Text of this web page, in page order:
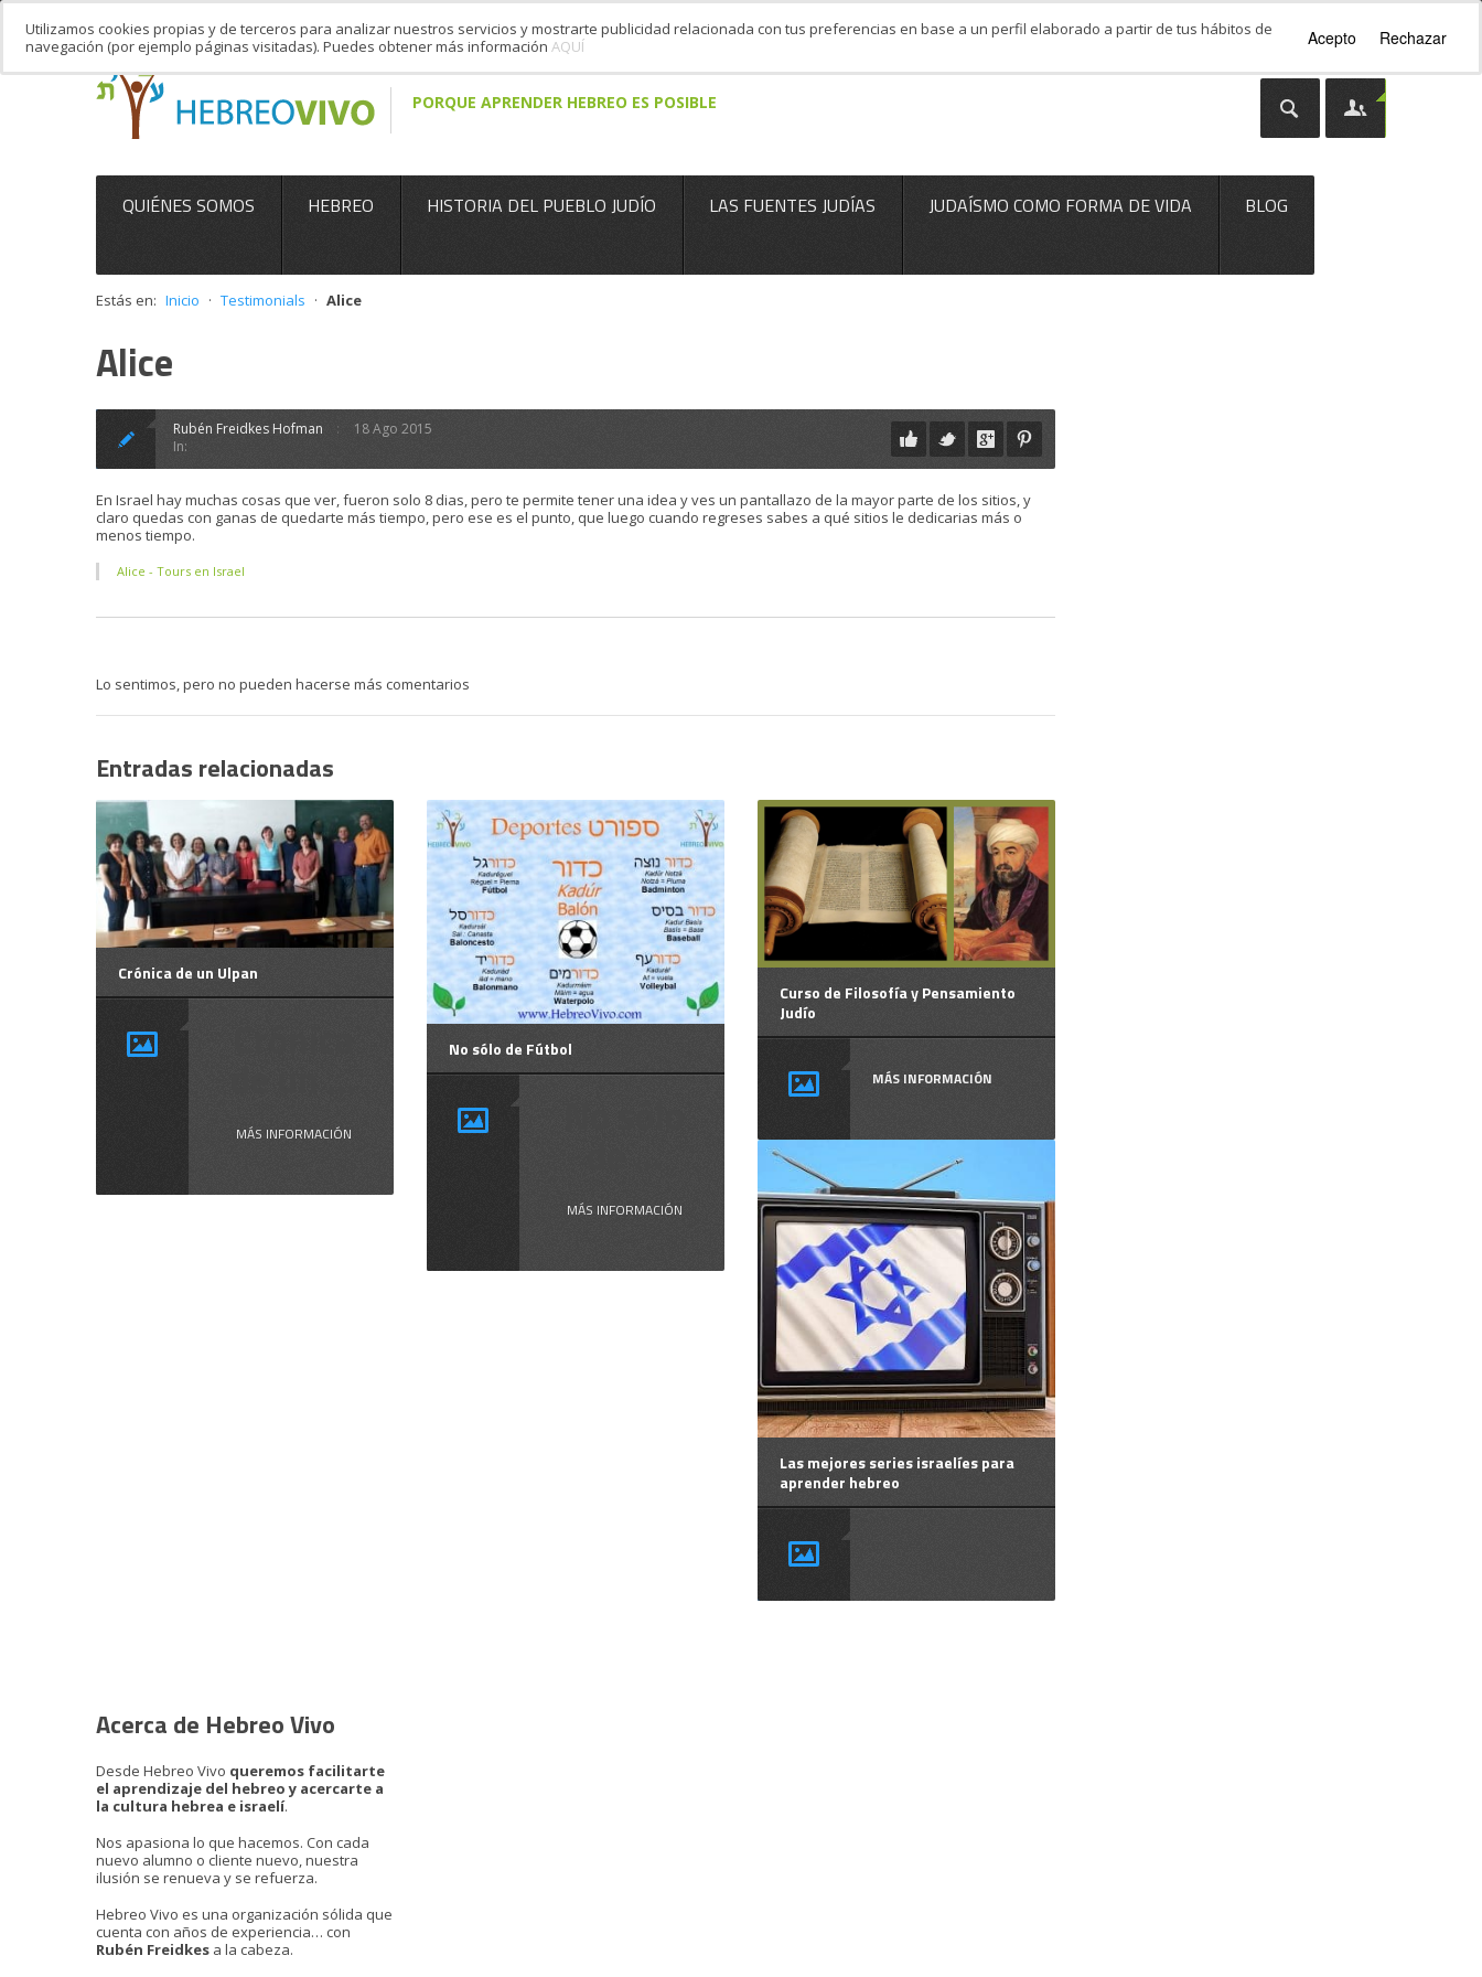
PORQUE APRENDER HEBREO ES POSIBLE
QUIÉNES SOMOS HEBREO HISTORIA DEL PUEBLO JUDÍO LAS FUENTES JUDÍAS JUDAÍSMO COMO FORMA DE VIDA BLOG
Estás en: Inicio · Testimonials · Alice
Alice
Rubén Freidkes Hofman
18 Ago 2015
In:
En Israel hay muchas cosas que ver, fueron solo 8 dias, pero te permite tener una idea y ves un pantallazo de la mayor parte de los sitios, y
claro quedas con ganas de quedarte más tiempo, pero ese es el punto, que luego cuando regreses sabes a qué sitios le dedicarias más o
menos tiempo.
Alice - Tours en Israel
Lo sentimos, pero no pueden hacerse más comentarios
Entradas relacionadas
Crónica de un Ulpan
MÁS INFORMACIÓN
No sólo de Fútbol
MÁS INFORMACIÓN
Curso de Filosofía y Pensamiento
Judío
MÁS INFORMACIÓN
Las mejores series israelíes para
aprender hebreo
Acerca de Hebreo Vivo
Desde Hebreo Vivo queremos facilitarte
el aprendizaje del hebreo y acercarte a
la cultura hebrea e israelí.
Nos apasiona lo que hacemos. Con cada
nuevo alumno o cliente nuevo, nuestra
ilusión se renueva y se refuerza.
Hebreo Vivo es una organización sólida que
cuenta con años de experiencia… con
Rubén Freidkes a la cabeza.
Utilizamos cookies propias y de terceros para analizar nuestros servicios y mostrarte publicidad relacionada con tus preferencias en base a un perfil elaborado a partir de tus hábitos de
navegación (por ejemplo páginas visitadas). Puedes obtener más información AQUÍ Acepto Rechazar